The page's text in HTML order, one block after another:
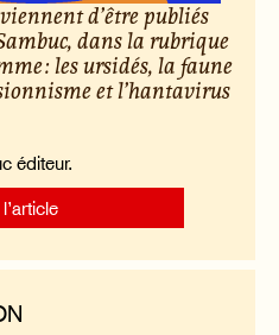
d’être publiés
dans la rubrique
: les ursidés, la faune
et l’hantavirus
éditeur.